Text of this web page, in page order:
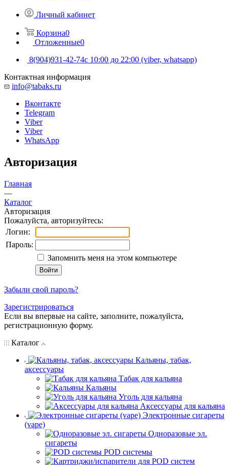
Личный кабинет
Корзина0
Отложенные0
8(904)931-42-74с 10:00 до 22:00 (viber, whatsapp)
Контактная информация
info@tabaks.ru
Вконтакте
Telegram
Viber
Viber
WhatsApp
Авторизация
Главная
—
Каталог
Авторизация
Пожалуйста, авторизуйтесь:
Логин:
Пароль:
Запомнить меня на этом компьютере
Забыли свой пароль?
Зарегистрироваться
Если вы впервые на сайте, заполните, пожалуйста,
регистрационную форму.
Каталог
Кальяны, табак,
аксессуары
Табак для кальяна
Кальяны
Уголь для кальяна
Аксессуары для кальяна
Электронные сигареты
(vape)
Одноразовые эл.
сигареты
POD системы